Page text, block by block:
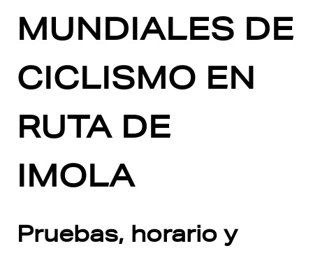
MUNDIALES DE
CICLISMO EN
RUTA DE
IMOLA
Pruebas, horario y